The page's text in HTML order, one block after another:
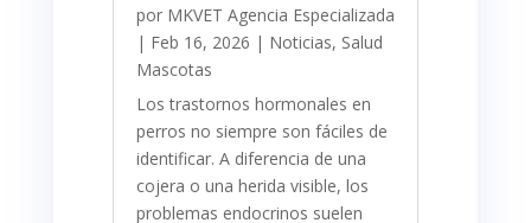
por MKVET Agencia Especializada
| Feb 16, 2026 | Noticias, Salud
Mascotas
Los trastornos hormonales en
perros no siempre son fáciles de
identificar. A diferencia de una
cojera o una herida visible, los
problemas endocrinos suelen